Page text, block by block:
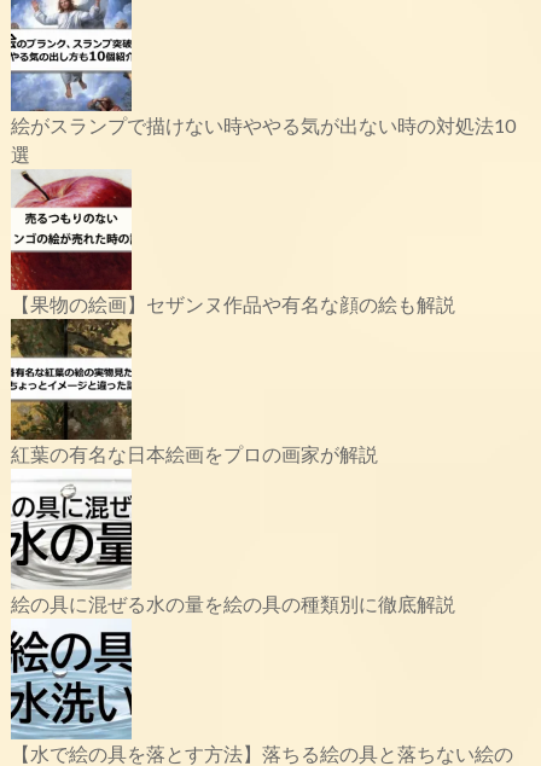
絵がスランプで描けない時ややる気が出ない時の対処法10
選
【果物の絵画】セザンヌ作品や有名な顔の絵も解説
紅葉の有名な日本絵画をプロの画家が解説
絵の具に混ぜる水の量を絵の具の種類別に徹底解説
【水で絵の具を落とす方法】落ちる絵の具と落ちない絵の